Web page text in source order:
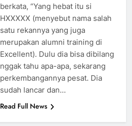
berkata, “Yang hebat itu si
HXXXXX (menyebut nama salah
satu rekannya yang juga
merupakan alumni training di
Excellent). Dulu dia bisa dibilang
nggak tahu apa-apa, sekarang
perkembangannya pesat. Dia
sudah lancar dan…
Read Full News